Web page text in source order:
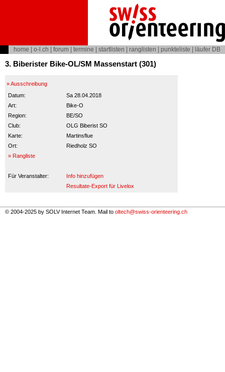
home o-l.ch forum termine startlisten ranglisten punkteliste läufer DB
3. Biberister Bike-OL/SM Massenstart (301)
» Ausschreibung
Datum:
Sa 28.04.2018
Art:
Bike-O
Region:
BE/SO
Club:
OLG Biberist SO
Karte:
Martinsflue
Ort:
Riedholz SO
» Rangliste
Für Veranstalter:
Info hinzufügen
Resultate-Export für Livelox
© 2004-2025 by SOLV Internet Team. Mail to oltech@swiss-orienteering.ch